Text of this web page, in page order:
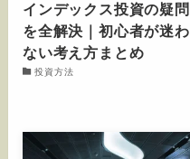
インデックス投資の疑問
を全解決｜初心者が迷わ
ない考え方まとめ
投資方法